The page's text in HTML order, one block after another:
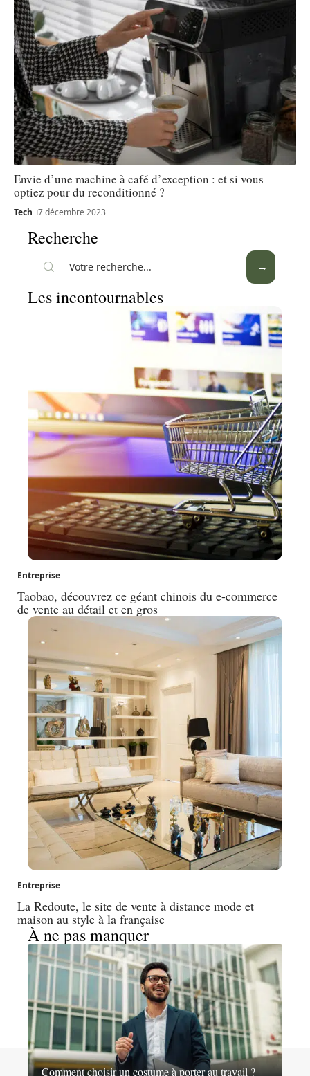
Envie d’une machine à café d’exception : et si vous
optiez pour du reconditionné ?
Tech 7 décembre 2023
Recherche
Les incontournables
Entreprise
Taobao, découvrez ce géant chinois du e-commerce
de vente au détail et en gros
Entreprise
La Redoute, le site de vente à distance mode et
maison au style à la française
À ne pas manquer
Comment choisir un costume à porter au travail ?
© 2026 | nosideesshopping.fr